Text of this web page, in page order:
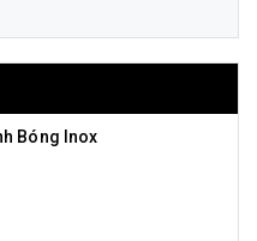
Bóng Inox